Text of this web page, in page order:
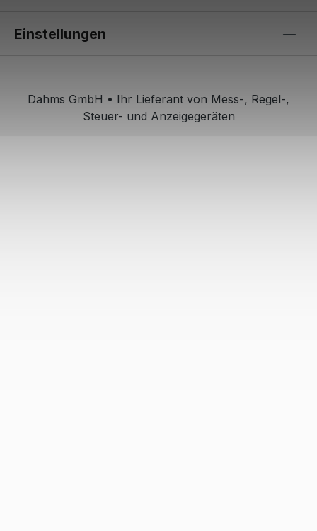
Einstellungen
Dahms GmbH • Ihr Lieferant von Mess-, Regel-,
Steuer- und Anzeigegeräten